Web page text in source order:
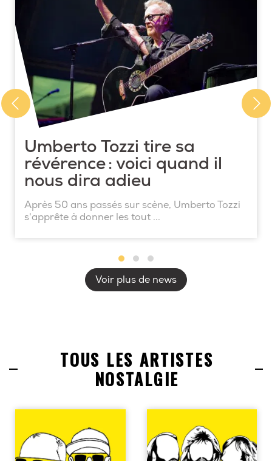
Umberto Tozzi tire sa
révérence : voici quand il
nous dira adieu
Après 50 ans passés sur scène, Umberto Tozzi
s'apprête à donner les tout ...
Voir plus de news
TOUS LES ARTISTES
NOSTALGIE